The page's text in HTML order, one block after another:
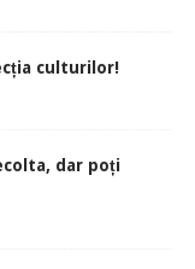
culturilor!
dar poți